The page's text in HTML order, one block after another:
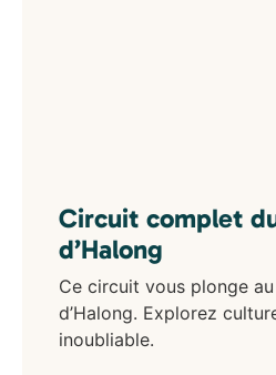
Circuit complet
d’Halong
Ce circuit vous plonge
d’Halong. Explorez
inoubliable.